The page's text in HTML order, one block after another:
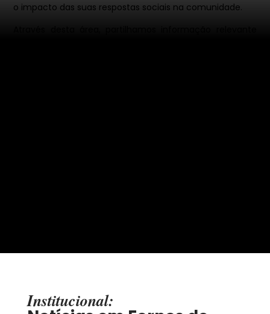
o impacto das suas respostas sociais na comunidade.
Institucional: